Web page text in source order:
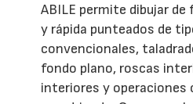
ABILE permite dibujar
y rápida punteados de
convencionales,
fondo plano, roscas
interiores y operaciones